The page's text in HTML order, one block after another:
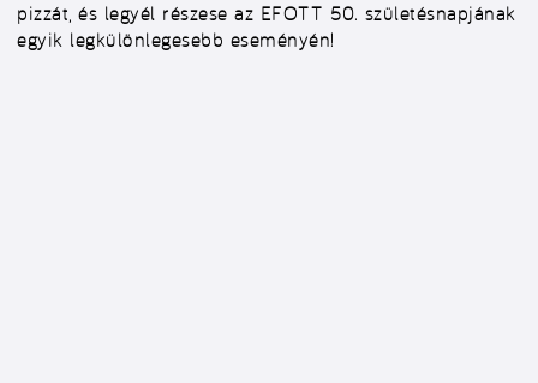
pizzát, és legyél részese az EFOTT 50. születésnapjának
egyik legkülönlegesebb eseményén!